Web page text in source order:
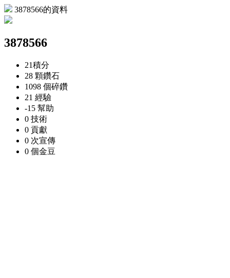
3878566的資料
3878566
21積分
28 顆鑽石
1098 個碎鑽
21 經驗
-15 幫助
0 技術
0 貢獻
0 次宣傳
0 個金豆